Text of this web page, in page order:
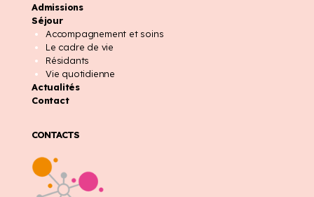
Admissions
Séjour
Accompagnement et soins
Le cadre de vie
Résidants
Vie quotidienne
Actualités
Contact
CONTACTS